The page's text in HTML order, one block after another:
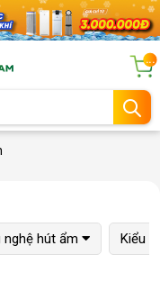
...
nghệ hút ẩm Kiểu